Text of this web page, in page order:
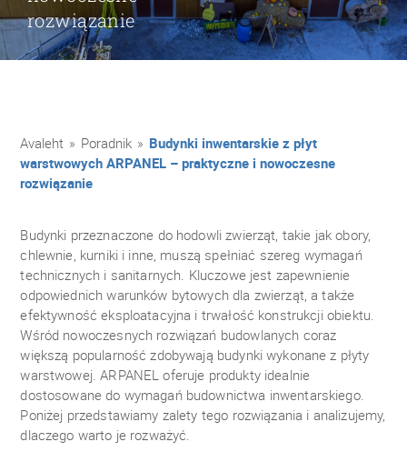
rozwiązanie
Avaleht » Poradnik » Budynki inwentarskie z płyt
warstwowych ARPANEL – praktyczne i nowoczesne
rozwiązanie
Budynki przeznaczone do hodowli zwierząt, takie jak obory,
chlewnie, kurniki i inne, muszą spełniać szereg wymagań
technicznych i sanitarnych. Kluczowe jest zapewnienie
odpowiednich warunków bytowych dla zwierząt, a także
efektywność eksploatacyjna i trwałość konstrukcji obiektu.
Wśród nowoczesnych rozwiązań budowlanych coraz
większą popularność zdobywają budynki wykonane z płyty
warstwowej. ARPANEL oferuje produkty idealnie
dostosowane do wymagań budownictwa inwentarskiego.
Poniżej przedstawiamy zalety tego rozwiązania i analizujemy,
dlaczego warto je rozważyć.